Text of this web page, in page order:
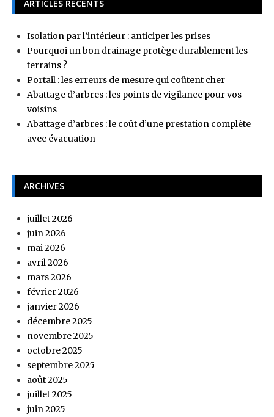
ARTICLES RÉCENTS
Isolation par l’intérieur : anticiper les prises
Pourquoi un bon drainage protège durablement les
terrains ?
Portail : les erreurs de mesure qui coûtent cher
Abattage d’arbres : les points de vigilance pour vos
voisins
Abattage d’arbres : le coût d’une prestation complète
avec évacuation
ARCHIVES
juillet 2026
juin 2026
mai 2026
avril 2026
mars 2026
février 2026
janvier 2026
décembre 2025
novembre 2025
octobre 2025
septembre 2025
août 2025
juillet 2025
juin 2025